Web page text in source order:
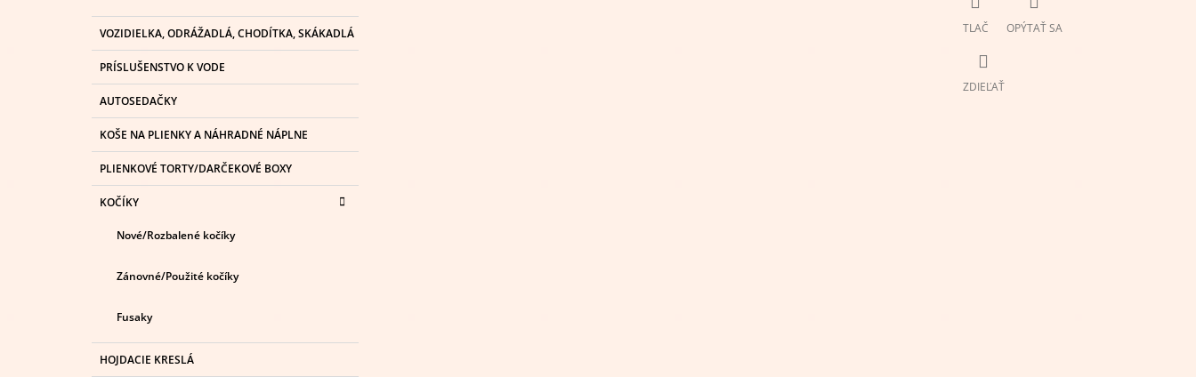
VOZIDIELKA, ODRÁŽADLÁ, CHODÍTKA, SKÁKADLÁ
PRÍSLUŠENSTVO K VODE
AUTOSEDAČKY
KOŠE NA PLIENKY A NÁHRADNÉ NÁPLNE
PLIENKOVÉ TORTY/DARČEKOVÉ BOXY
KOČÍKY
Nové/Rozbalené kočíky
Zánovné/Použité kočíky
Fusaky
HOJDACIE KRESLÁ
TLAČ OPÝTAŤ SA
ZDIEĽAŤ